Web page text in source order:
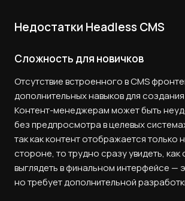
Недостатки Headless CMS
Сложность для новичков
Отсутствие встроенного в CMS
дополнительных навыков для
Контент-менеджерам может быть
без предпросмотра в целевых
так как контент отображается только
стороне, то трудно сразу увидеть, как
выглядеть в финальном интерфейсе —
но требует дополнительной